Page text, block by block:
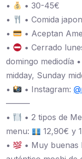
•
• 30-45€
•
• Comida
•
• Aceptan
•
• Cerrado
domingo mediodía
midday, Sunday
•
• Instagram:
———
•
• 2 tipos de
menu:
12,90€ y
•
• Muy buenas